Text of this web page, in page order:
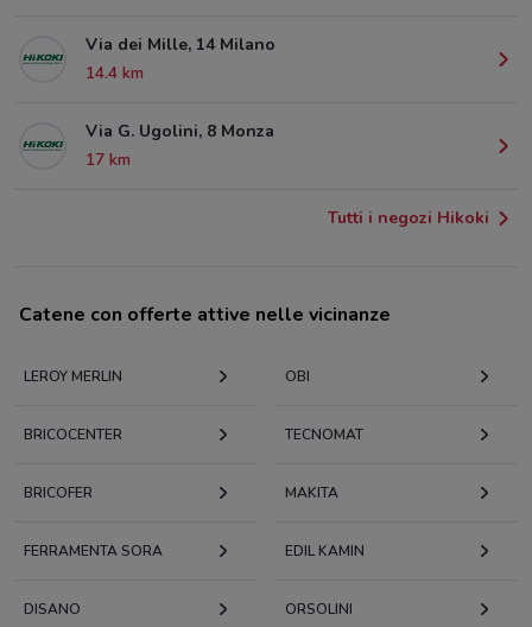
Via dei Mille, 14 Milano
14.4 km
Via G. Ugolini, 8 Monza
17 km
Tutti i negozi Hikoki
Catene con offerte attive nelle vicinanze
LEROY MERLIN OBI
BRICOCENTER TECNOMAT
BRICOFER MAKITA
FERRAMENTA SORA EDIL KAMIN
DISANO ORSOLINI